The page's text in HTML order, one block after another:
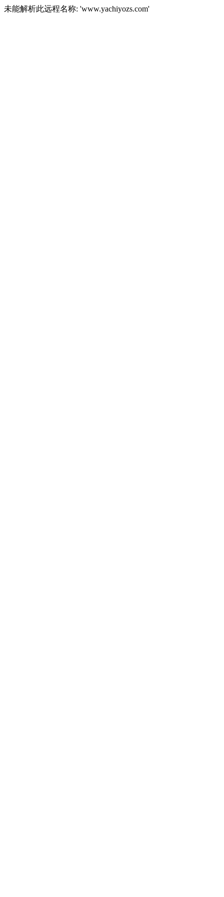
未能解析此远程名称: 'www.yachiyozs.com'